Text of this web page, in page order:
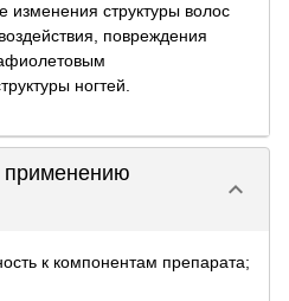
изменения структуры волос
повреждения
ногтей.
применению
keyboard_arrow_down
к компонентам препарата;